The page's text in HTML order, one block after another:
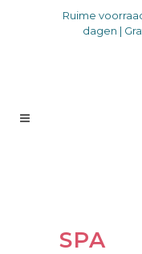
Ruime
dagen |
SPA